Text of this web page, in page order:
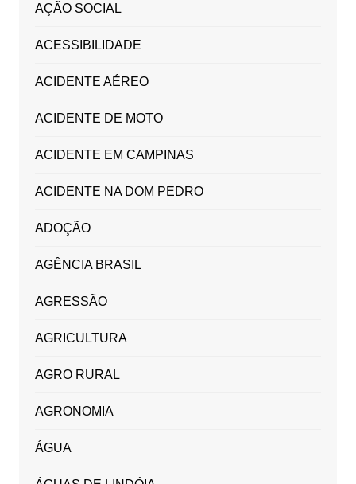
AÇÃO SOCIAL
ACESSIBILIDADE
ACIDENTE AÉREO
ACIDENTE DE MOTO
ACIDENTE EM CAMPINAS
ACIDENTE NA DOM PEDRO
ADOÇÃO
AGÊNCIA BRASIL
AGRESSÃO
AGRICULTURA
AGRO RURAL
AGRONOMIA
ÁGUA